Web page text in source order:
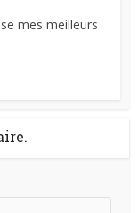
mes meilleurs